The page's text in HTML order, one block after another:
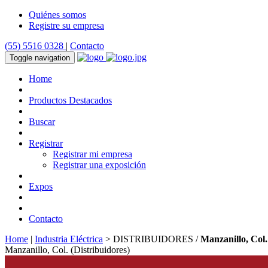
Quiénes somos
Registre su empresa
(55) 5516 0328 | Contacto
Toggle navigation
Home
Productos Destacados
Buscar
Registrar
Registrar mi empresa
Registrar una exposición
Expos
Contacto
Home | Industria Eléctrica > DISTRIBUIDORES /Manzanillo,
Manzanillo, Col. (Distribuidores)